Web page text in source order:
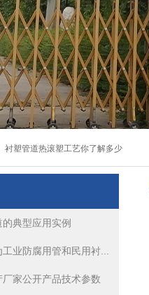
钢衬四氟管道的典型应用实例
衬塑管道热滚塑工艺你了解多少
衬塑管道生产厂家公开产品技术参数
典型应用实例
业防腐用管和民用衬...
家公开产品技术参数